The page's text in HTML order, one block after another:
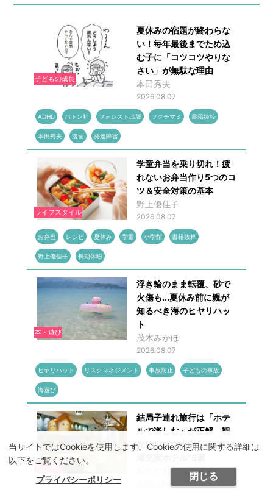
当サイトではCookieを使用します。Cookieの使用に関する詳細は
以下をご覧ください。
プライバシーポリシー
閉じる
子どもの成長
夏休みの宿題が終わらな
い！毎年最後までため込
む子に「コツコツやりな
さい」が無駄な理由
本田秀夫
2026.08.07
ADHD バトン社 フォレスト出版 フクチマミ 書籍抜粋
本田秀夫 漫画 発達障害
ライフスタイル
学童弁当を乗り切れ！疲
れないお弁当作り5つのコ
ツ＆安全対策の基本
野上優佳子
2026.08.07
お弁当 レシピ 夏休み 学童 小学館 書籍抜粋
野上優佳子 長期休暇
本・遊び
浮き輪のまま転覆、砂で
火傷も...夏休み前に親が
知るべき海のヒヤリハッ
ト
茂木みかほ
2026.08.07
ヒヤリハット リスクマネジメント 事故防止 子どもの事故
海遊び
本・遊び
結局子連れ旅行は「ホテ
ルで楽しむ」が正解 観
光いらずで大満足の“遊び
おとなTOこどもTRiP
2026.08.07